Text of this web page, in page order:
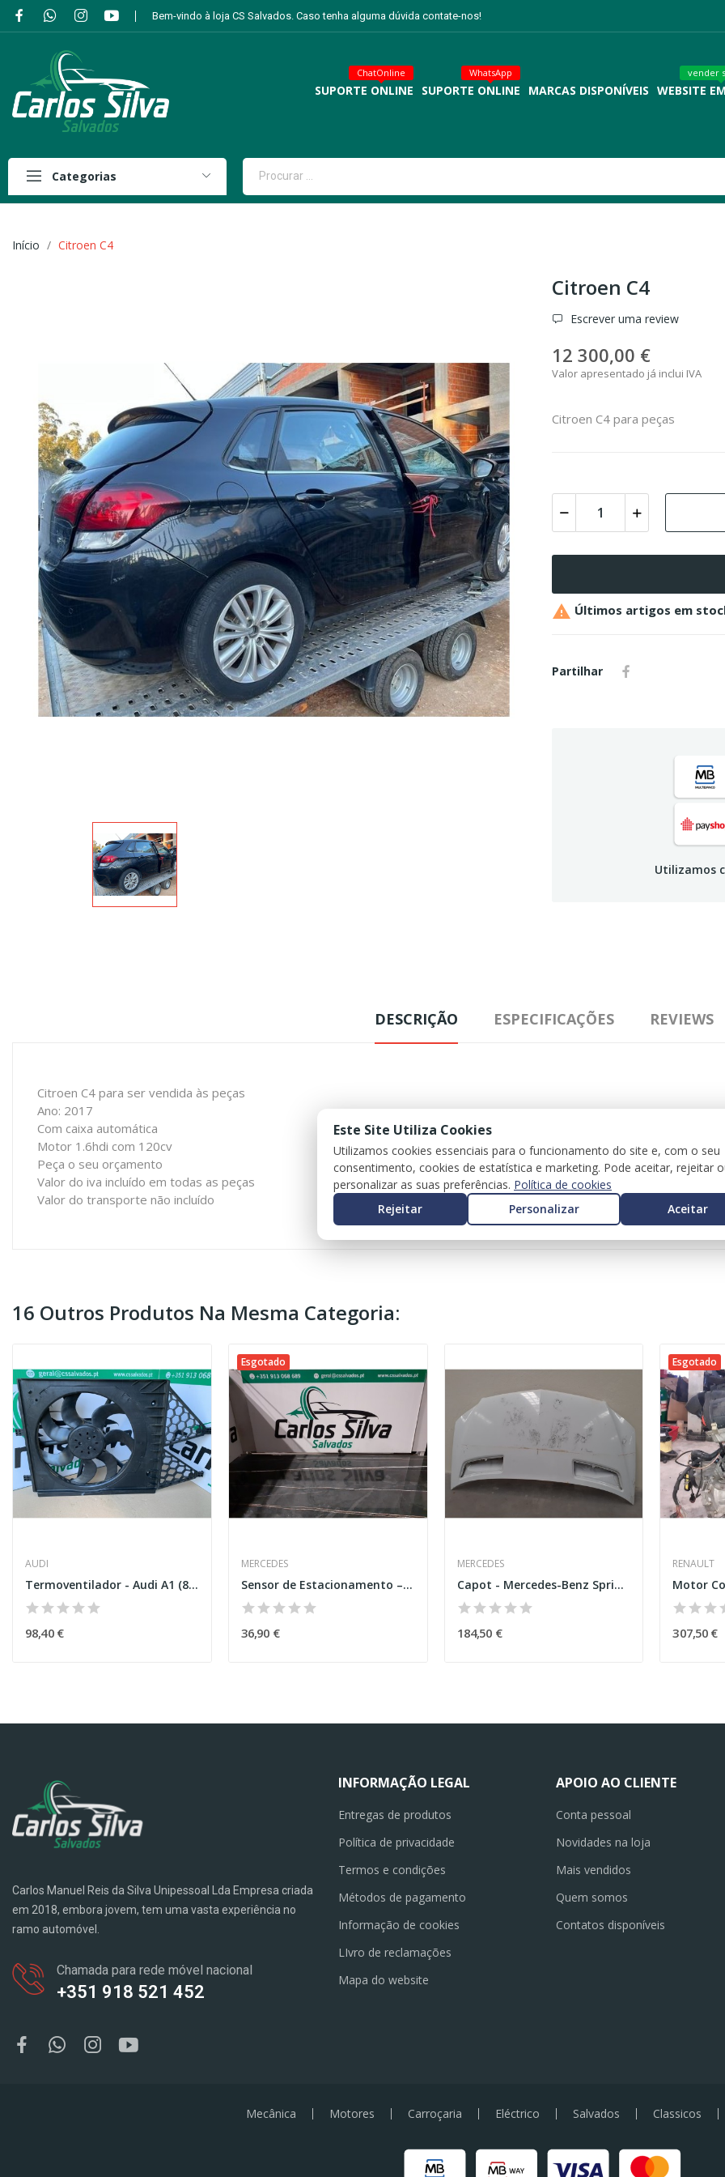
Bem-vindo à loja CS Salvados. Caso tenha alguma dúvida contate-nos!
SUPORTE ONLINE
ChatOnline
SUPORTE ONLINE
WhatsApp
MARCAS DISPONÍVEIS WEBSITE
vender
Categorias
Início Citroen C4
Citroen C4
Escrever uma review
12 300,00 €
Valor apresentado já inclui IVA
Citroen C4 para peças
 Últimos artigos em
Partilhar
Utilizamos
DESCRIÇÃO ESPECIFICAÇÕES REVIEWS
Citroen C4 para ser vendida às peças
Ano: 2017
Com caixa automática
Motor 1.6hdi com 120cv
Peça o seu orçamento
Valor do iva incluído em todas as peças
Valor do transporte não incluído
16 Outros Produtos Na Mesma Categoria:
AUDI
Termoventilador - Audi A1 (8X1,8XK)
98,40 €
Esgotado
MERCEDES
Sensor de Estacionamento – MERCEDES-BENZ...
36,90 €
MERCEDES
Capot - Mercedes-Benz Sprinter 3,5t caixa (906)
184,50 €
Esgotado
RENAULT
307,50 €
Carlos Manuel Reis da Silva Unipessoal Lda Empresa criada
em 2018, embora jovem, tem uma vasta experiência no
ramo automóvel.
Chamada para rede móvel nacional
+351 918 521 452
INFORMAÇÃO LEGAL
Entregas de produtos
Política de privacidade
Termos e condições
Métodos de pagamento
Informação de cookies
LIvro de reclamações
Mapa do website
APOIO AO CLIENTE
Conta pessoal
Novidades na loja
Mais vendidos
Quem somos
Contatos disponíveis
Mecânica Motores Carroçaria Eléctrico Salvados Classicos
Este Site Utiliza Cookies
Utilizamos cookies essenciais para o funcionamento do site e, com o seu
consentimento, cookies de estatística e marketing. Pode aceitar, rejeitar
personalizar as suas preferências. Política de cookies
Rejeitar
Personalizar Aceitar